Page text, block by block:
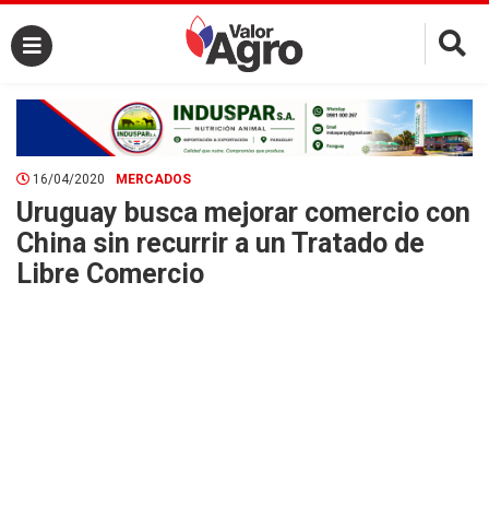
×
16/04/2020 MERCADOS
Uruguay busca mejorar comercio con
China sin recurrir a un Tratado de
Libre Comercio